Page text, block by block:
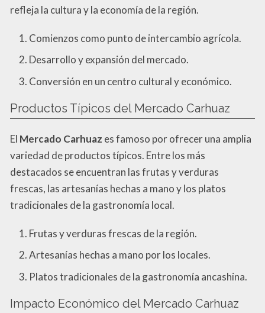
refleja la cultura y la economía de la región.
Comienzos como punto de intercambio agrícola.
Desarrollo y expansión del mercado.
Conversión en un centro cultural y económico.
Productos Típicos del Mercado Carhuaz
El Mercado Carhuaz es famoso por ofrecer una amplia
variedad de productos típicos. Entre los más
destacados se encuentran las frutas y verduras
frescas, las artesanías hechas a mano y los platos
tradicionales de la gastronomía local.
Frutas y verduras frescas de la región.
Artesanías hechas a mano por los locales.
Platos tradicionales de la gastronomía ancashina.
Impacto Económico del Mercado Carhuaz